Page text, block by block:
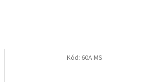
Kód: 60A MS